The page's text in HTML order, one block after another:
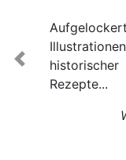
Rezepte...
Previous